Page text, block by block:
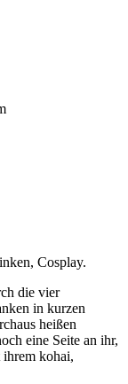
Cosplay.
die vier
in kurzen
heißen
eine Seite an ihr,
kohai,